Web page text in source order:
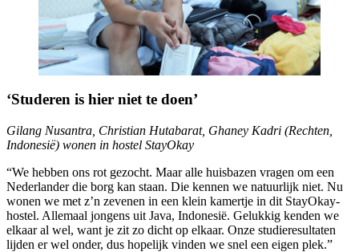
‘Studeren is hier niet te doen’
Gilang Nusantra, Christian Hutabarat, Ghaney Kadri (Rechten,
Indonesië) wonen in hostel StayOkay
“We hebben ons rot gezocht. Maar alle huisbazen vragen om een
Nederlander die borg kan staan. Die kennen we natuurlijk niet. Nu
wonen we met z’n zevenen in een klein kamertje in dit StayOkay-
hostel. Allemaal jongens uit Java, Indonesië. Gelukkig kenden we
elkaar al wel, want je zit zo dicht op elkaar. Onze studieresultaten
lijden er wel onder, dus hopelijk vinden we snel een eigen plek.”